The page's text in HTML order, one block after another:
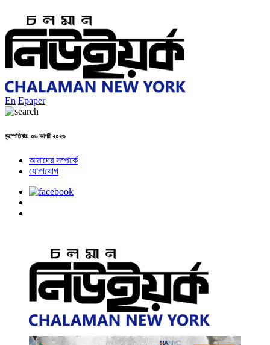
En Epaper
বৃহস্পতিবার, ০৬ আগষ্ট ২০২৬
আমাদের সম্পর্কে
যোগাযোগ